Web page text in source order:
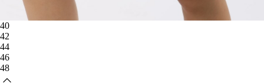
40
42
44
46
48